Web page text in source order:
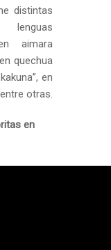
distintas
lenguas
aimara
quechua
en
otras.
en